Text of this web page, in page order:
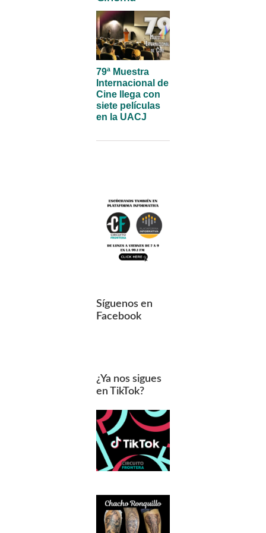
79ª Muestra
Internacional de
Cine llega con
siete películas
en la UACJ
Síguenos en
Facebook
¿Ya nos sigues
en TikTok?